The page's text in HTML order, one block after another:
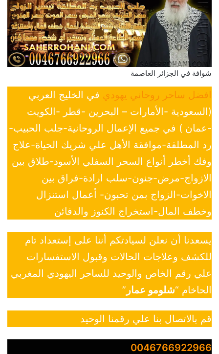
شوافة في الجزائر العاصمة
افضل ساحر روحاني يهودي في الخليج العربي
(السعودية -الأمارات – البحرين -قطر -الكويت
-عمان ) في جميع الإعمال الروحانية-جلب الحبيب-
رد المطلقة-موافقة الأهل علي شريك الحياة-علاج
وفك أخطر أنواع السحر السفلي الأسود-طلاق بين
الازواج-مرض-جنون-سلب ارادة-فراق بين
الاخوات-الزواج بمن تحبون- أعمال استنزال
وخطف المال-استخراج الكنوز والدفائن
يسعدنا أن نعلن لسيادتكم أننا على إستعداد تام
للكشف وعلاجات الحالات وقبول الاستفسارات
علي رقم الخاص والوحيد للساحر اليهودي المغربي
الحاخام “شلومو عمار ”
قم بالاتصال بنا علي رقمنا الوحيد
0046766922966